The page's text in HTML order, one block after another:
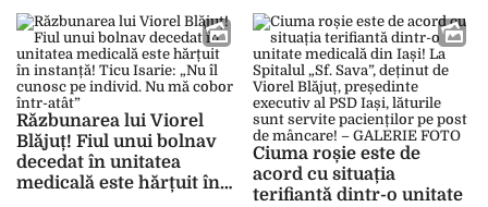
cu avertisment! Ce
nereguli a descoperit
DSP în cadrul unității
medicale
Management al Calității
în Sănătate, cu toate că
pacienţii internaţi aici
trăiesc în condiţii
inumane! – FOTO
Răzbunarea lui Viorel
Blăjuț! Fiul unui bolnav
decedat în unitatea
medicală este hărțuit în
Ciuma roșie este de
acord cu situația
terifiantă dintr-o unitate